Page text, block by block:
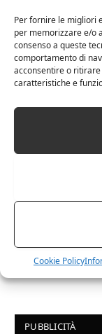
Per fornire le migliori
per memorizzare e/o
consenso a queste
comportamento di
acconsentire o
caratteristiche e
Cookie Policy
Chanson
(box 3 x
PUBBLICITÀ